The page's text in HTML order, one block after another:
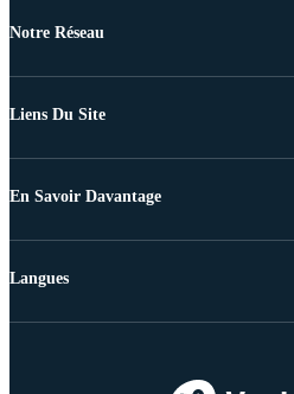
Notre Réseau
Liens Du Site
En Savoir Davantage
Langues